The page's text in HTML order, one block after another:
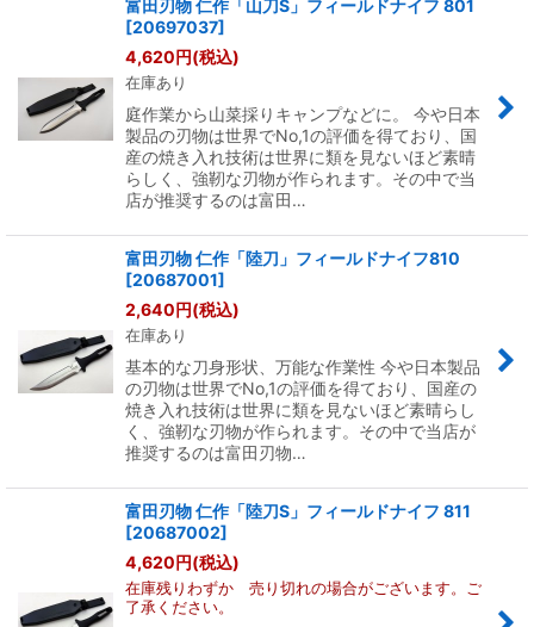
富田刃物 仁作「山刀S」フィールドナイフ 801
[20697037]
4,620円(税込)
在庫あり
庭作業から山菜採りキャンプなどに。 今や日本
製品の刃物は世界でNo,1の評価を得ており、国
産の焼き入れ技術は世界に類を見ないほど素晴
らしく、強靭な刃物が作られます。その中で当
店が推奨するのは富田…
富田刃物 仁作「陸刀」フィールドナイフ810
[20687001]
2,640円(税込)
在庫あり
基本的な刀身形状、万能な作業性 今や日本製品
の刃物は世界でNo,1の評価を得ており、国産の
焼き入れ技術は世界に類を見ないほど素晴らし
く、強靭な刃物が作られます。その中で当店が
推奨するのは富田刃物…
富田刃物 仁作「陸刀S」フィールドナイフ 811
[20687002]
4,620円(税込)
在庫残りわずか 売り切れの場合がございます。ご
了承ください。